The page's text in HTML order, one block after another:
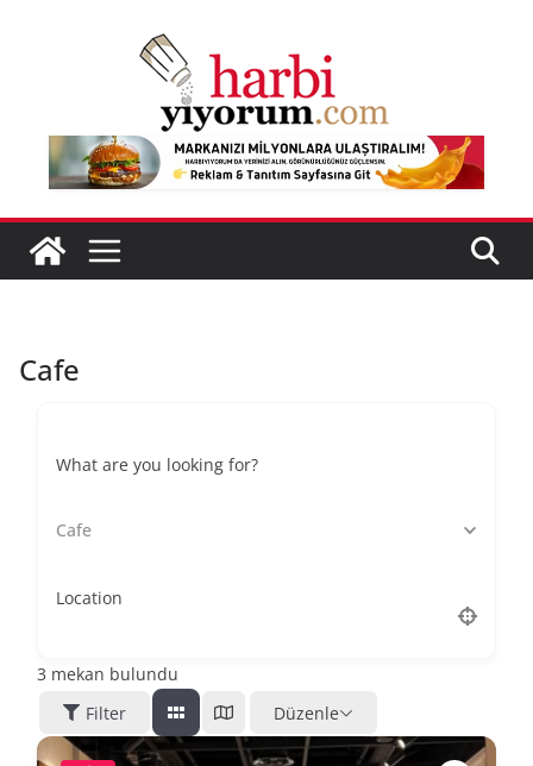
Cafe
What are you looking for?
Cafe
Location
3 mekan bulundu
Filter
Düzenle